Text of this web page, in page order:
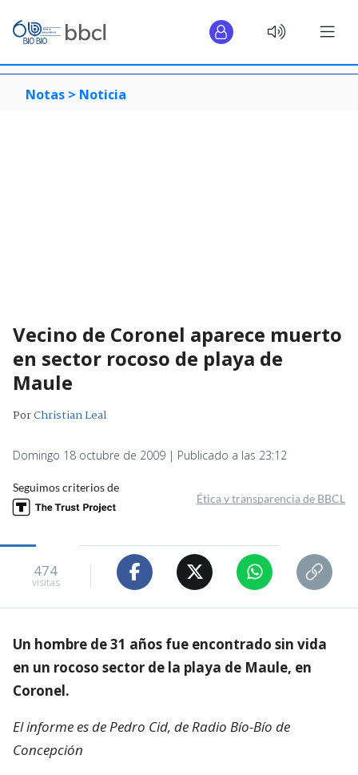
Notas > Noticia
Vecino de Coronel aparece muerto
en sector rocoso de playa de
Maule
PorChristian Leal
Domingo 18 octubre de 2009 | Publicado a las 23:12
Seguimos criterios de
Ética y transparencia de BBCL
474
visitas
Un hombre de 31 años fue encontrado sin vida
en un rocoso sector de la playa de Maule, en
Coronel.
El informe es de Pedro Cid, de Radio Bío-Bío de
Concepción